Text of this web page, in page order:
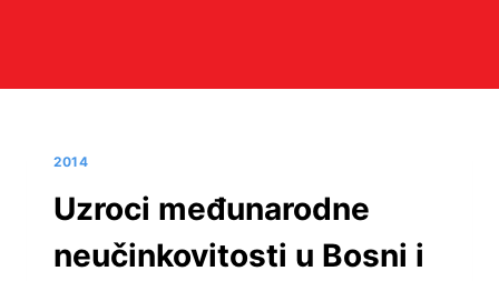
2014
Uzroci međunarodne
neučinkovitosti u Bosni i